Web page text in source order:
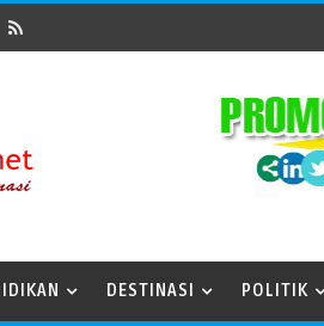
DESTINASI POLITIK